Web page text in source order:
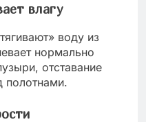
влагу
воду из
нормально
отставание
полотнами.